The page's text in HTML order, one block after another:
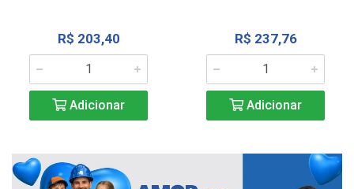
R$ 203,40
Adicionar
R$ 237,76
Adicionar